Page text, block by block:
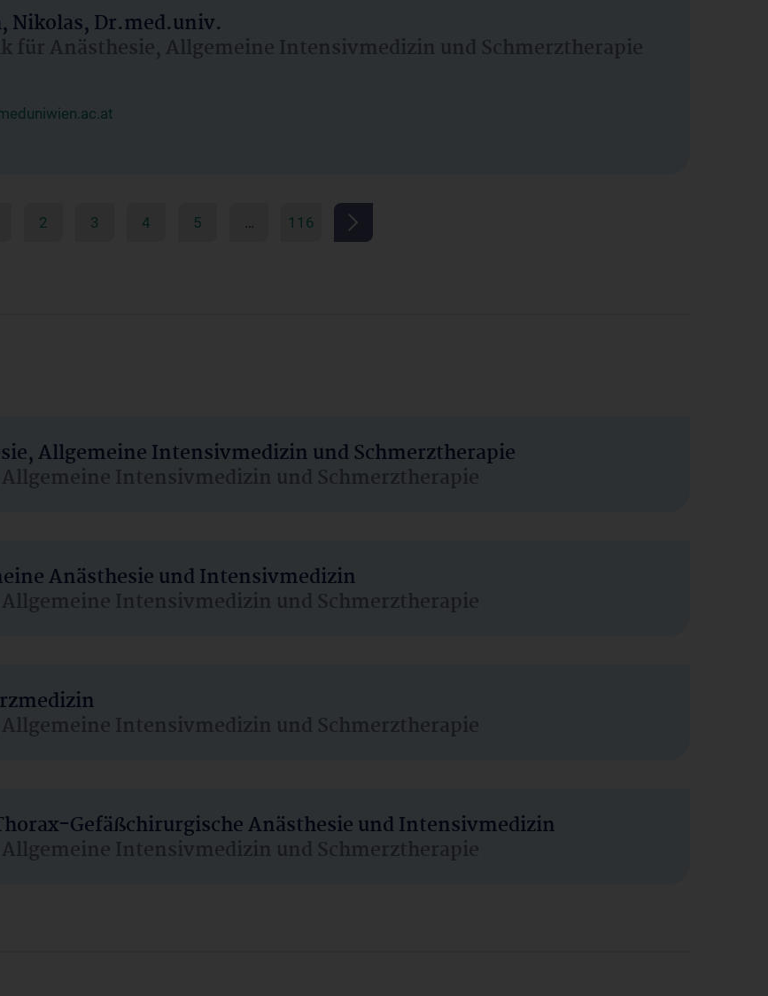
Nikolas, Dr.med.univ.
für Anästhesie, Allgemeine Intensivmedizin und Schmerztherapie
2 3 4 5 … 116
Allgemeine Intensivmedizin und Schmerztherapie
Intensivmedizin und Schmerztherapie
Anästhesie und Intensivmedizin
Intensivmedizin und Schmerztherapie
Intensivmedizin und Schmerztherapie
Gefäßchirurgische Anästhesie und Intensivmedizin
Intensivmedizin und Schmerztherapie